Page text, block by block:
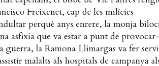
Freixenet, cap de les milícies
perquè anys enrere, la monja
asfíxia que va estar a punt de
guerra, la Ramona Llimargas va fer
malalts als hospitals de campanya